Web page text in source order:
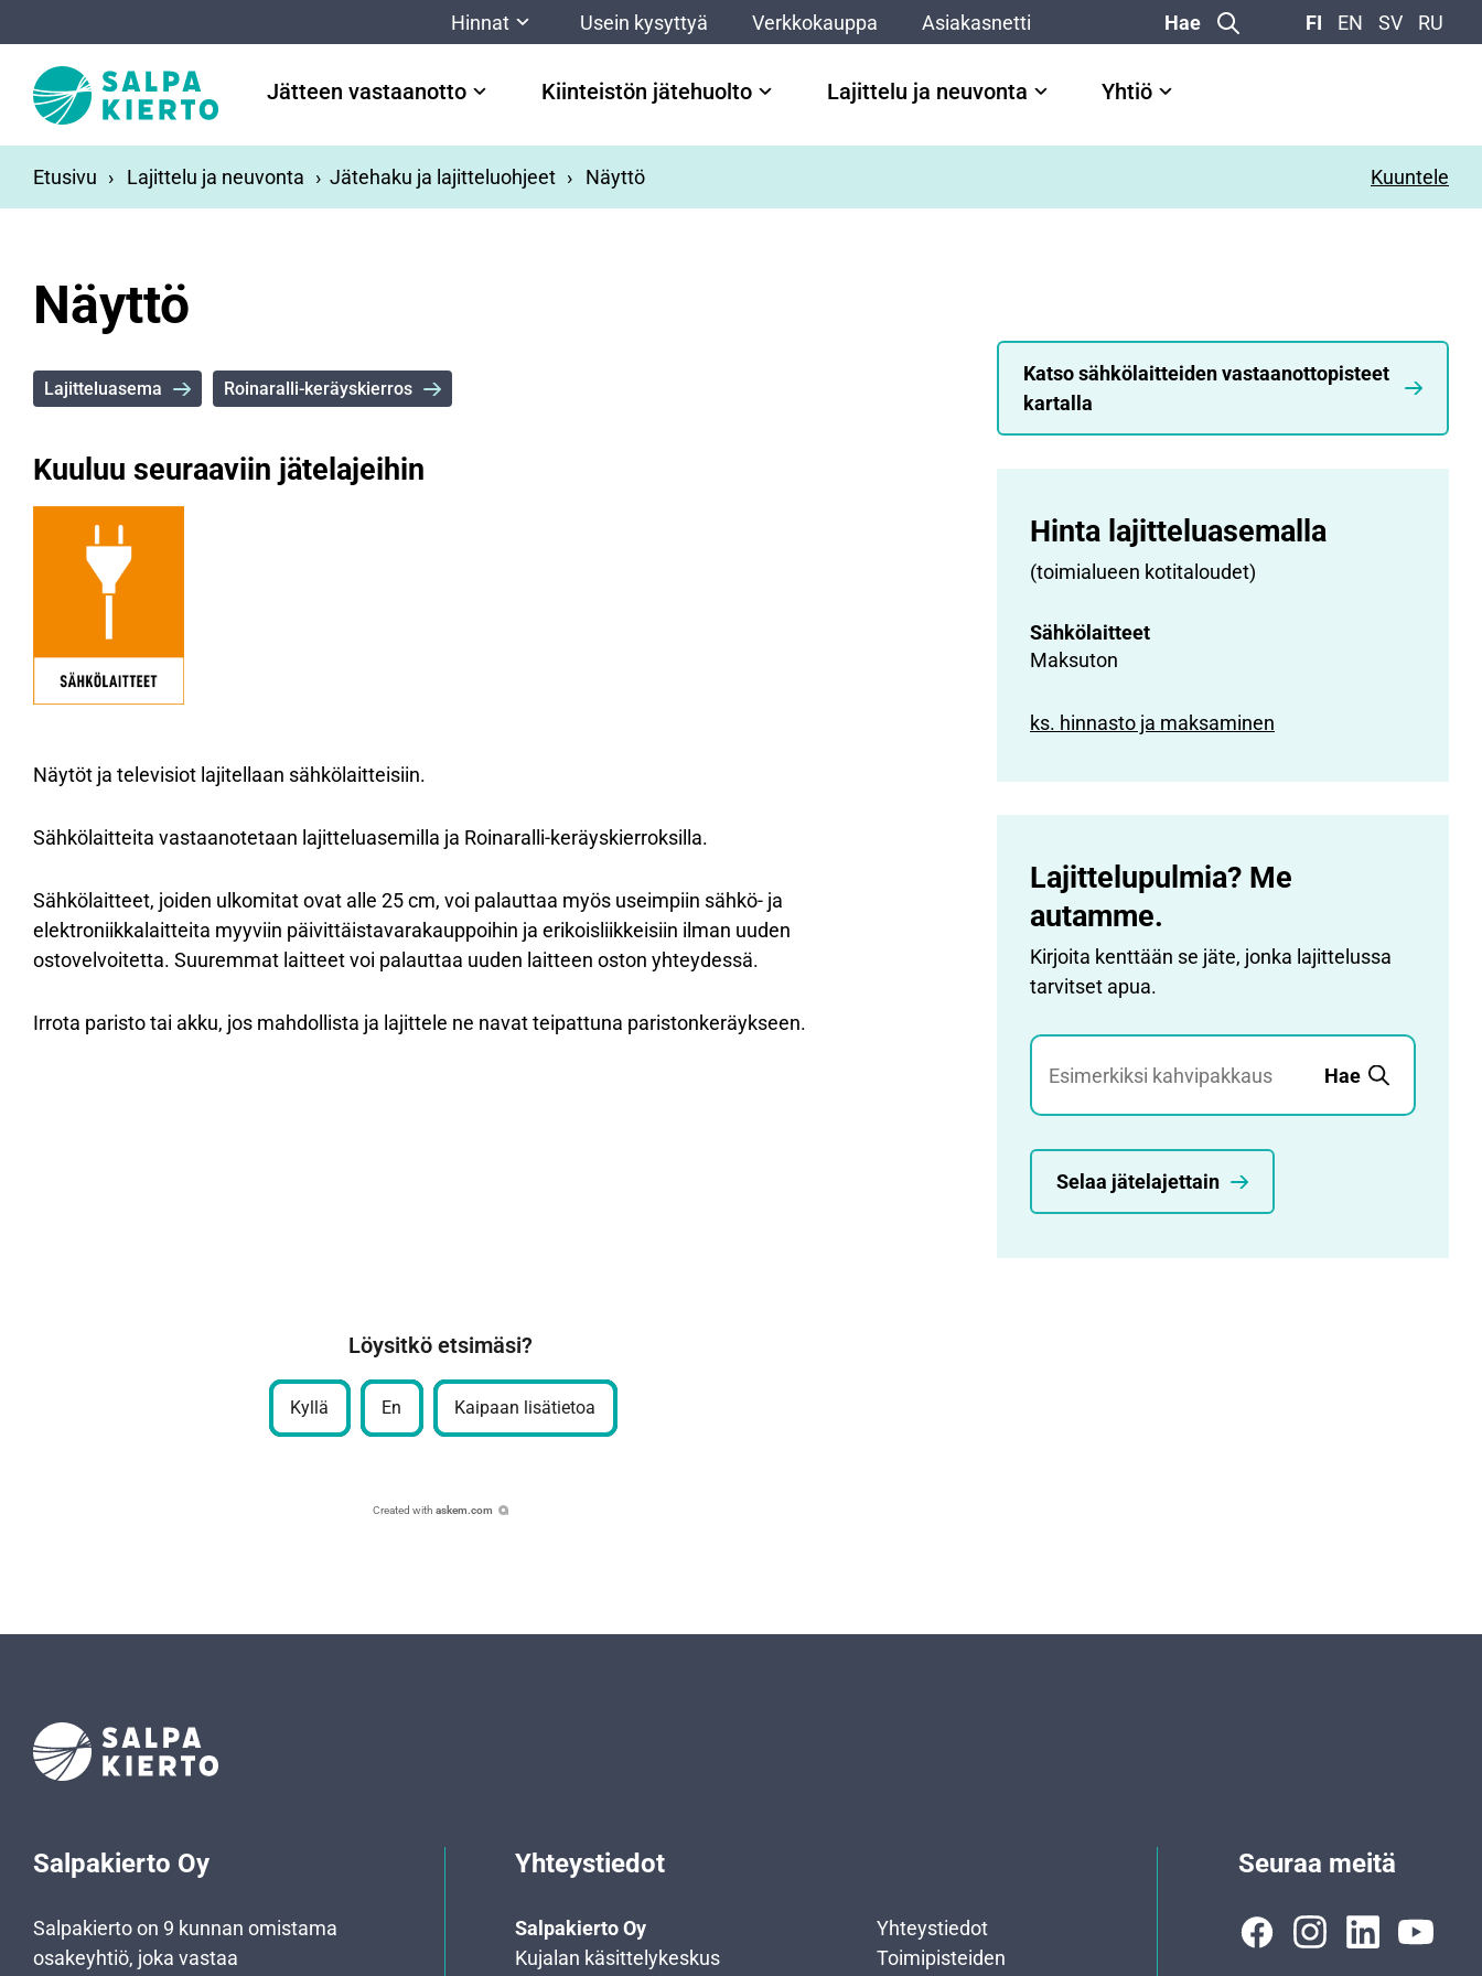
Hinnat Usein kysyttyä Verkkokauppa Asiakasnetti Hae FI EN SV RU
Jätteen vastaanotto Kiinteistön jätehuolto Lajittelu ja neuvonta Yhtiö
Etusivu Lajittelu ja neuvonta Jätehaku ja lajitteluohjeet Näyttö Kuuntele
Näyttö
Lajitteluasema Roinaralli-keräyskierros
Kuuluu seuraaviin jätelajeihin
Näytöt ja televisiot lajitellaan sähkölaitteisiin.
Sähkölaitteita vastaanotetaan lajitteluasemilla ja Roinaralli-keräyskierroksilla.
Sähkölaitteet, joiden ulkomitat ovat alle 25 cm, voi palauttaa myös useimpiin sähkö- ja
elektroniikkalaitteita myyviin päivittäistavarakauppoihin ja erikoisliikkeisiin ilman uuden
ostovelvoitetta. Suuremmat laitteet voi palauttaa uuden laitteen oston yhteydessä.
Irrota paristo tai akku, jos mahdollista ja lajittele ne navat teipattuna paristonkeräykseen.
Katso sähkölaitteiden vastaanottopisteet
kartalla
Hinta lajittelu­asemalla
(toimialueen kotitaloudet)
Sähkölaitteet
Maksuton
ks. hinnasto ja maksaminen
Lajittelupulmia? Me
autamme.
Kirjoita kenttään se jäte, jonka lajittelussa
tarvitset apua.
Jätehaku
Hae
Selaa jätelajettain
Löysitkö etsimäsi?
Kyllä En Kaipaan lisätietoa
Created with askem.com
Salpakierto Oy
Salpakierto on 9 kunnan omistama
osakeyhtiö, joka vastaa
Yhteystiedot
Salpakierto Oy
Kujalan käsittelykeskus
Yhteystiedot
Toimipisteiden
Seuraa meitä